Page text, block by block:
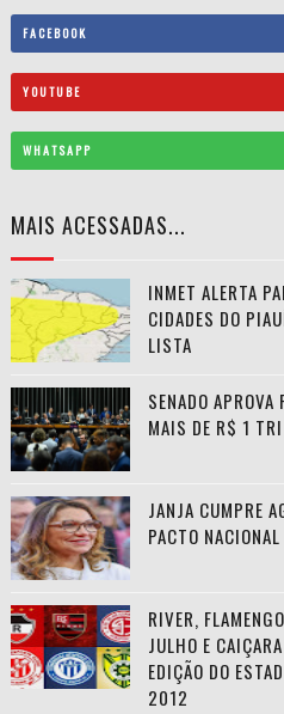
FACEBOOK
YOUTUBE
WHATSAPP
MAIS ACESSADAS...
INMET ALERTA
CIDADES DO
LISTA
SENADO APROVA
MAIS DE R$ 1
JANJA CUMPRE
PACTO
RIVER,
JULHO E
EDIÇÃO DO
2012